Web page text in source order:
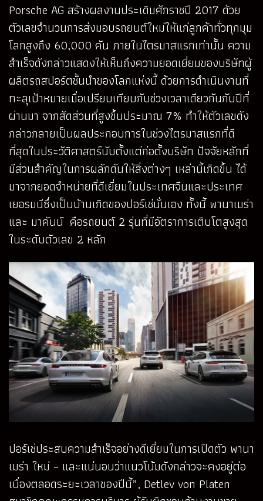
Porsche AG สร้างผลงานประเดิมศักราชปี 2017 ด้วย
ตัวเลขจำนวนการส่งมอบรถยนต์ใหม่ให้แก่ลูกค้าทั่วทุกมุม
โลกสูงถึง 60,000 คัน ภายในไตรมาสแรกเท่านั้น ความ
สำเร็จดังกล่าวแสดงให้เห็นถึงความยอดเยี่ยมของบริษัทผู้
ผลิตรถสปอร์ตชั้นนำของโลกแห่งนี้ ด้วยการดำเนินงานที่
ทะลุเป้าหมายเมื่อเปรียบเทียบกับช่วงเวลาเดียวกันกับปีที่
ผ่านมา จากสัดส่วนที่สูงขึ้นประมาณ 7% ทำให้ตัวเลขดัง
กล่าวกลายเป็นผลประกอบการในช่วงไตรมาสแรกที่ดี
ที่สุดในประวัติศาสตร์นับตั้งแต่ก่อตั้งบริษัท ปัจจัยหลักที่
มีส่วนสำคัญในการผลักดันให้สิ่งต่างๆ เหล่านี้เกิดขึ้น ได้
มาจากยอดจำหน่ายที่ดีเยี่ยมในประเทศจีนและประเทศ
เยอรมนีซึ่งเป็นบ้านเกิดของปอร์เช่นั่นเอง ทั้งนี้ พานาเมร่า
และ มาคันน์ คือรถยนต์ 2 รุ่นที่มีอัตราการเติบโตสูงสุด
ในระดับตัวเลข 2 หลัก
ปอร์เช่ประสบความสำเร็จอย่างดีเยี่ยมในการเปิดตัว พานา
เมร่า ใหม่ – และแน่นอนว่าแนวโน้มดังกล่าวจะคงอยู่ต่อ
เนื่องตลอดระยะเวลาของปีนี้”, Detlev von Platen